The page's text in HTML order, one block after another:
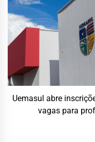
Uemasul abre
vagas para